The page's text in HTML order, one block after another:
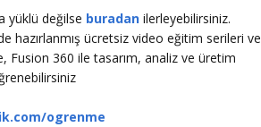
yüklü değilse buradan ilerleyebilirsiniz.
hazırlanmış ücretsiz video eğitim serileri ve
Fusion 360 ile tasarım, analiz ve üretim
ogrenme